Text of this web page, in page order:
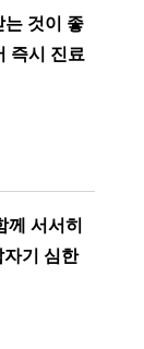
는 것이 좋
즉시 진료
께 서서히
기 심한